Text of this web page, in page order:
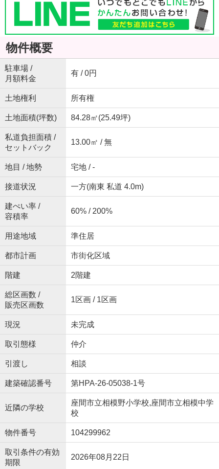
物件概要
駐車場 /
月額料金
有 / 0円
土地権利 所有権
土地面積(坪数) 84.28㎡(25.49坪)
私道負担面積 /
セットバック
13.00㎡ / 無
地目 / 地勢 宅地 / -
接道状況 一方(南東 私道 4.0m)
建ぺい率 /
容積率
60% / 200%
用途地域 準住居
都市計画 市街化区域
階建 2階建
総区画数 /
販売区画数
1区画 / 1区画
現況 未完成
取引態様 仲介
引渡し 相談
建築確認番号 第HPA-26-05038-1号
近隣の学校
座間市立相模野小学校,座間市立相模中学
校
物件番号 104299962
取引条件の有効
期限
2026年08月22日